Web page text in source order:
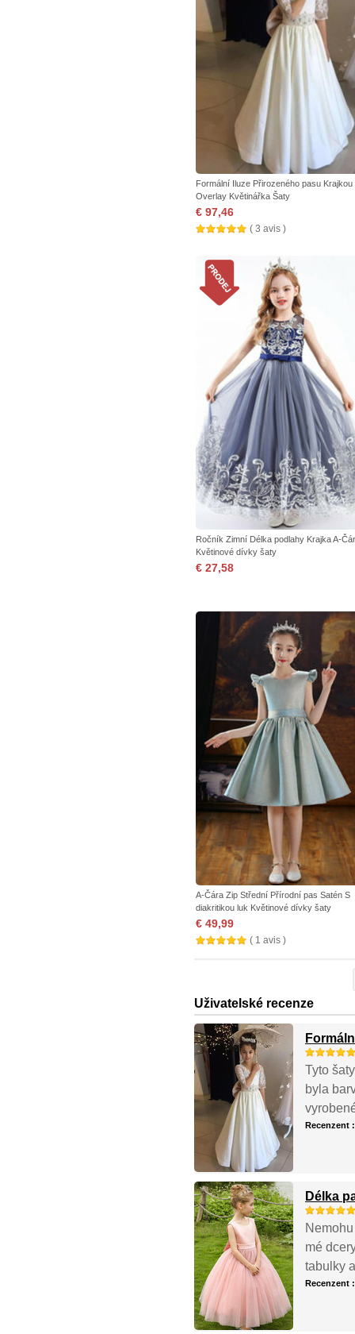
Formální Iluze Přirozeného pasu Krajkou
Overlay Květinářka Šaty
€ 97,46
( 3 avis )
Ročník Zimní Délka podlahy Krajka A-
Květinové dívky šaty
€ 27,58
A-Čára Zip Střední Přírodní pas Satén S
diakritikou luk Květinové dívky šaty
€ 49,99
( 1 avis )
Uživatelské recenze
Tyto
byla
Recenzent
Délka
mé
tabulky
Recenzent